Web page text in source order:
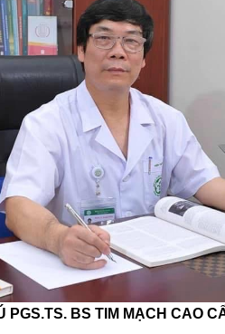
PGS.TS. BS TIM MẠCH CAO